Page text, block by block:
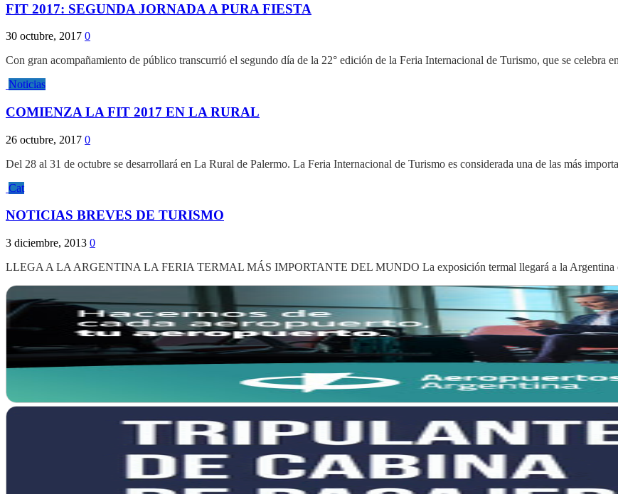
FIT 2017: SEGUNDA JORNADA A PURA FIESTA
30 octubre, 2017 0
Con gran acompañamiento de público transcurrió el segundo día de la 22° edición de la Feria Internacional de Turismo, que se celebra
Noticias
COMIENZA LA FIT 2017 EN LA RURAL
26 octubre, 2017 0
Del 28 al 31 de octubre se desarrollará en La Rural de Palermo. La Feria Internacional de Turismo es considerada una de las más
Cat
NOTICIAS BREVES DE TURISMO
3 diciembre, 2013 0
LLEGA A LA ARGENTINA LA FERIA TERMAL MÁS IMPORTANTE DEL MUNDO La exposición termal llegará a la Argentina